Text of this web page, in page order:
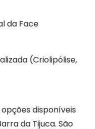
da Face
(Criolipólise,
disponíveis
da Tijuca. São